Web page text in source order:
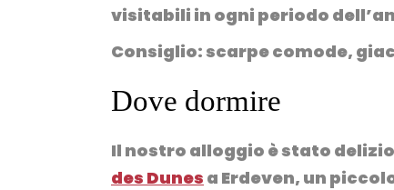
visitabili in ogni periodo
Consiglio: scarpe comode,
Dove dormire
Il nostro alloggio è stato
des Dunes a Erdeven, un